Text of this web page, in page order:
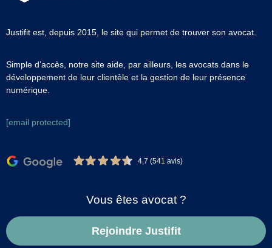
Justifit est, depuis 2015, le site qui permet de trouver son avocat.
Simple d’accès, notre site aide, par ailleurs, les avocats dans le
développement de leur clientèle et la gestion de leur présence
numérique.
[email protected]
4,7 (541 avis)
Vous êtes avocat ?
Rejoindre Justifit